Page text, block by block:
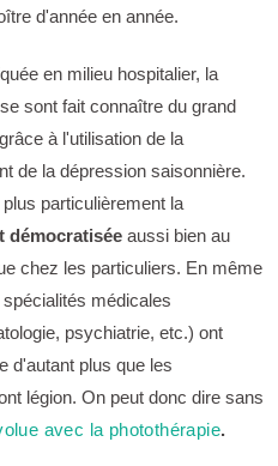
d'année en année.
en milieu hospitalier, la
sont fait connaître du grand
à l'utilisation de la
de la dépression saisonnière.
particulièrement la
démocratisée aussi bien au
chez les particuliers. En même
médicales
psychiatrie, etc.) ont
d'autant plus que les
légion. On peut donc dire sans
avec la photothérapie.